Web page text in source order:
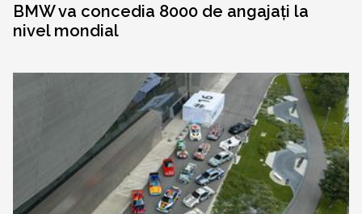
BMW va concedia 8000 de angajați la
nivel mondial